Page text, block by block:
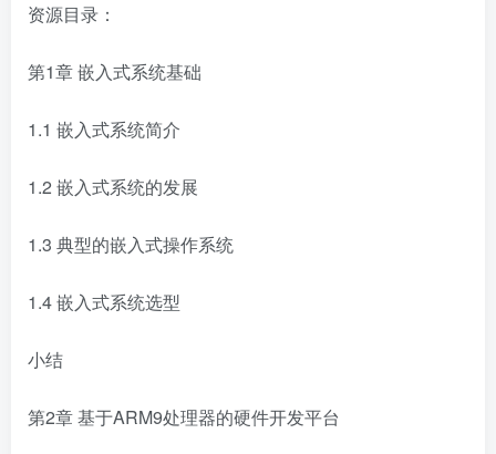
资源目录：
第1章 嵌入式系统基础
1.1 嵌入式系统简介
1.2 嵌入式系统的发展
1.3 典型的嵌入式操作系统
1.4 嵌入式系统选型
小结
第2章 基于ARM9处理器的硬件开发平台